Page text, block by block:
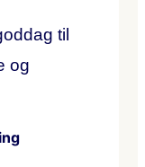
til
og